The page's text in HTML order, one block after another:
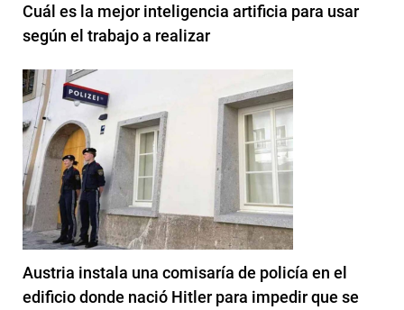
Cuál es la mejor inteligencia artificia para usar
según el trabajo a realizar
Austria instala una comisaría de policía en el
edificio donde nació Hitler para impedir que se